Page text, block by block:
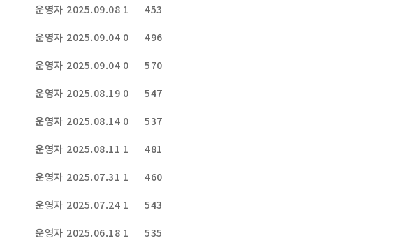
운영자 2025.09.08 1
453
운영자 2025.09.04 0
496
운영자 2025.09.04 0
570
운영자 2025.08.19 0
547
운영자 2025.08.14 0
537
운영자 2025.08.11 1
481
운영자 2025.07.31 1
460
운영자 2025.07.24 1
543
운영자 2025.06.18 1
535